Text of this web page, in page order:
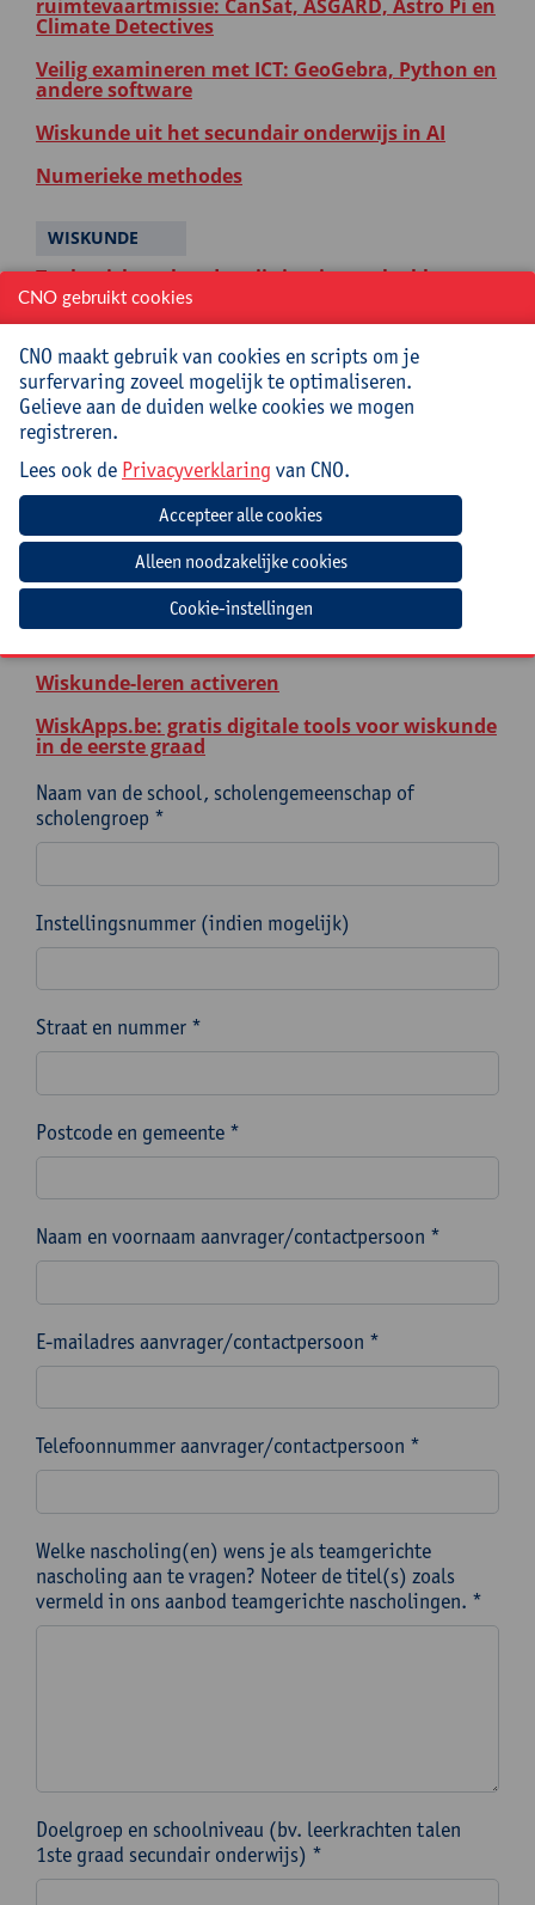
ruimtevaartmissie: CanSat, ASGARD, Astro Pi en
Climate Detectives
Veilig examineren met ICT: GeoGebra, Python en
andere software
Wiskunde uit het secundair onderwijs in AI
Numerieke methodes
WISKUNDE
Taalgericht vakonderwijs in niet-taalvakken
GeoGebra Suite gebruiken in de klas
Boost je wiskundeles!
Veilig examineren met ICT: GeoGebra, Python en
andere software
Dyscalculie en rekenangst: een domino-effect?
Wiskunde uit het secundair onderwijs in AI
Numerieke methodes
Van lager naar secundair onderwijs:
hindernissen en opportuniteiten binnen
Wiskunde-leren activeren
WiskApps.be: gratis digitale tools voor wiskunde
in de eerste graad
Naam van de school, scholengemeenschap of
scholengroep *
Instellingsnummer (indien mogelijk)
Straat en nummer *
Postcode en gemeente *
Naam en voornaam aanvrager/contactpersoon *
E-mailadres aanvrager/contactpersoon *
Telefoonnummer aanvrager/contactpersoon *
Welke nascholing(en) wens je als teamgerichte
nascholing aan te vragen? Noteer de titel(s) zoals
vermeld in ons aanbod teamgerichte nascholingen. *
Doelgroep en schoolniveau (bv. leerkrachten talen
1ste graad secundair onderwijs) *
CNO gebruikt cookies
CNO maakt gebruik van cookies en scripts om je
surfervaring zoveel mogelijk te optimaliseren.
Gelieve aan de duiden welke cookies we mogen
registreren.
Lees ook de Privacyverklaring van CNO.
Cookie-instellingen